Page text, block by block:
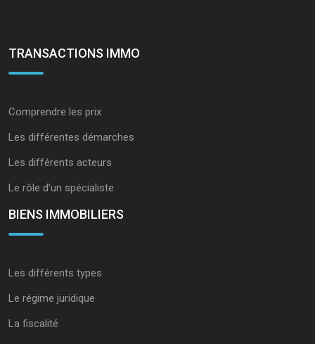
TRANSACTIONS IMMO
Comprendre les prix
Les différentes démarches
Les différents acteurs
Le rôle d’un spécialiste
BIENS IMMOBILIERS
Les différents types
Le régime juridique
La fiscalité